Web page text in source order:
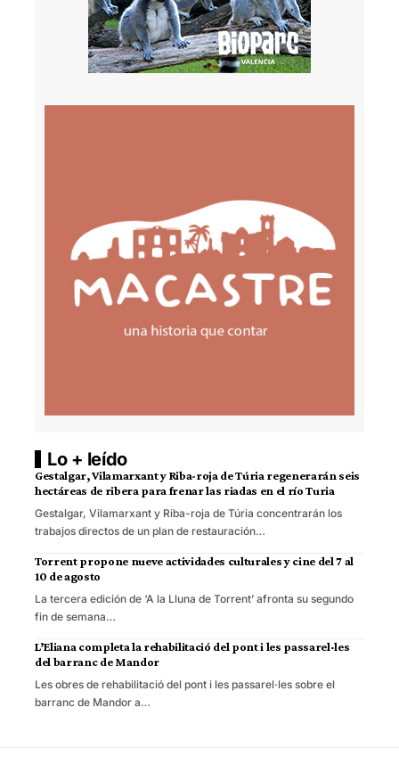
Lo + leído
Gestalgar, Vilamarxant y Riba-roja de Túria regenerarán seis
hectáreas de ribera para frenar las riadas en el río Turia
Gestalgar, Vilamarxant y Riba-roja de Túria concentrarán los
trabajos directos de un plan de restauración…
Torrent propone nueve actividades culturales y cine del 7 al
10 de agosto
La tercera edición de ‘A la Lluna de Torrent’ afronta su segundo
fin de semana…
L’Eliana completa la rehabilitació del pont i les passarel·les
del barranc de Mandor
Les obres de rehabilitació del pont i les passarel·les sobre el
barranc de Mandor a…